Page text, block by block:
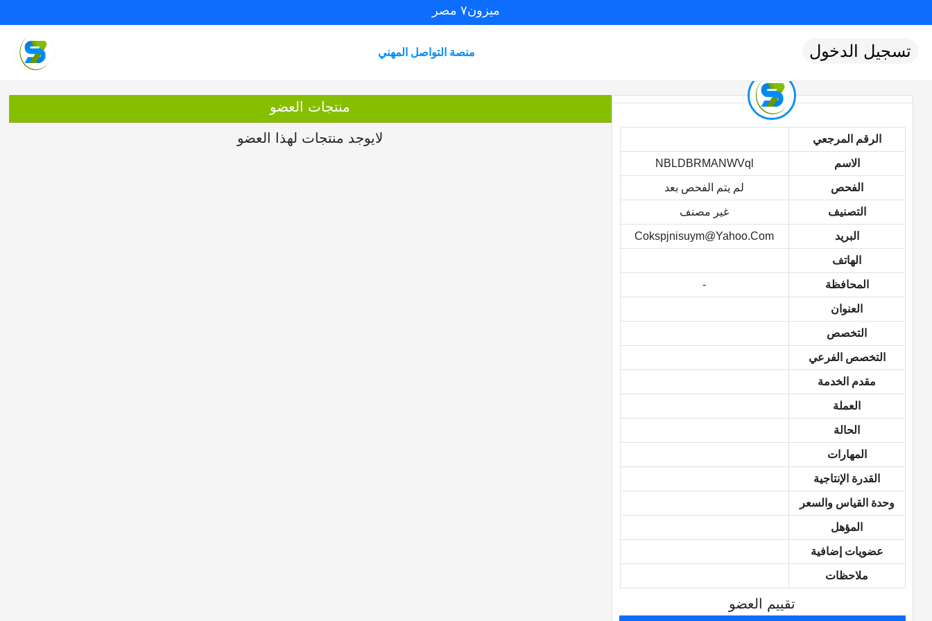
ميزون٧ مصر
منصة التواصل المهني تسجيل الدخول
الرقم المرجعي
الاسم NBLDBRMANWVql
الفحص لم يتم الفحص بعد
التصنيف غير مصنف
البريد Cokspjnisuym@yahoo.com
الهاتف
المحافظة -
العنوان
التخصص
التخصص الفرعي
مقدم الخدمة
العملة
الحالة
المهارات
القدرة الإنتاجية
وحدة القياس والسعر
المؤهل
عضويات إضافية
ملاحظات
تقييم العضو
منتجات العضو
لايوجد منتجات لهذا العضو